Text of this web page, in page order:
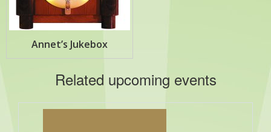
Annet’s Jukebox
Related upcoming events